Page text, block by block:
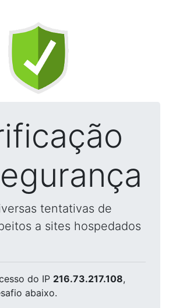
tentativas de
a sites hospedados
do IP 216.73.217.108,
abaixo.